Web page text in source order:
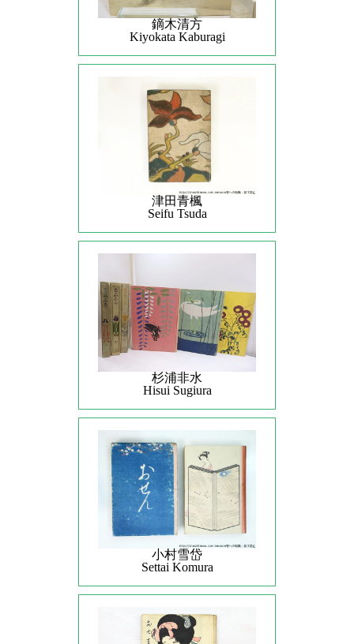
鏑木清方
Kiyokata Kaburagi
津田青楓
Seifu Tsuda
杉浦非水
Hisui Sugiura
小村雪岱
Settai Komura